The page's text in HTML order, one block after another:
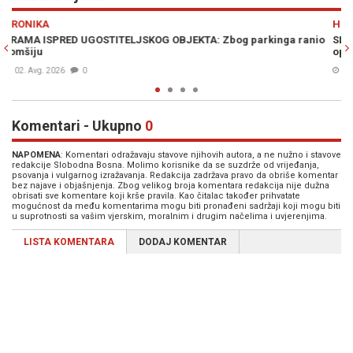
ranio
HRONIKA
SLAO JOJ SNIMKE POLUPANOG KUPATILA I KUĆE: Potvrđena
05. Jul. 2026
Komentari - Ukupno 0
NAPOMENA: Komentari odražavaju stavove njihovih autora, a ne nužno i stavove
redakcije Slobodna Bosna. Molimo korisnike da se suzdrže od vrijeđanja,
psovanja i vulgarnog izražavanja. Redakcija zadržava pravo da obriše komentar
bez najave i objašnjenja. Zbog velikog broja komentara redakcija nije dužna
obrisati sve komentare koji krše pravila. Kao čitalac također prihvatate
mogućnost da među komentarima mogu biti pronađeni sadržaji koji mogu biti
u suprotnosti sa vašim vjerskim, moralnim i drugim načelima i uvjerenjima.
LISTA KOMENTARA DODAJ KOMENTAR